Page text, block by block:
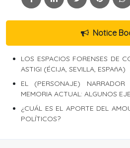
Notice
LOS ESPACIOS FORENSES DE
ASTIGI (ÉCIJA, SEVILLA, ESPAñA)
EL (PERSONAJE)
MEMORIA ACTUAL: ALGUNOS
¿CUÁL ES EL APORTE DEL
POLÍTICOS?